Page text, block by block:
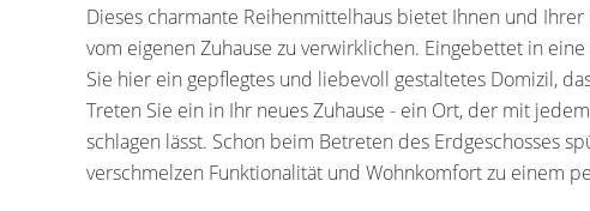
Dieses charmante Reihenmittelhaus bietet Ihnen und
vom eigenen Zuhause zu verwirklichen. Eingebettet in
Sie hier ein gepflegtes und liebevoll gestaltetes Domizil,
Treten Sie ein in Ihr neues Zuhause - ein Ort, der mit
schlagen lässt. Schon beim Betreten des Erdgeschosses
verschmelzen Funktionalität und Wohnkomfort zu einem